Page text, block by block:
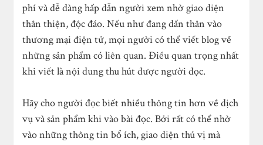
phí và dễ dàng hấp dẫn người xem nhờ giao diện
thân thiện, độc đáo. Nếu như đang dấn thân vào
thương mại điện tử, mọi người có thể viết blog về
những sản phẩm có liên quan. Điều quan trọng nhất
khi viết là nội dung thu hút được người đọc.
Hãy cho người đọc biết nhiều thông tin hơn về dịch
vụ và sản phẩm khi vào bài đọc. Bởi rất có thể nhờ
vào những thông tin bổ ích, giao diện thú vị mà